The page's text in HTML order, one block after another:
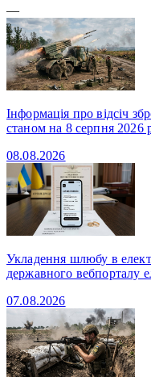
—
Інформація про відсіч
станом на 8 серпня 2026
08.08.2026
Укладення шлюбу в
державного вебпорталу
07.08.2026